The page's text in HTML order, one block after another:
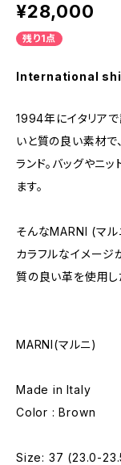
¥28,000
残り1点
International
1994年にイタリアで
いと質の良い素材で
ランド。バッグやニ
ます。
そんなMARNI (マル
カラフルなイメージ
質の良い革を使用し
MARNI(マルニ)
Made in Italy
Color : Brown
Size: 37 (23.0-